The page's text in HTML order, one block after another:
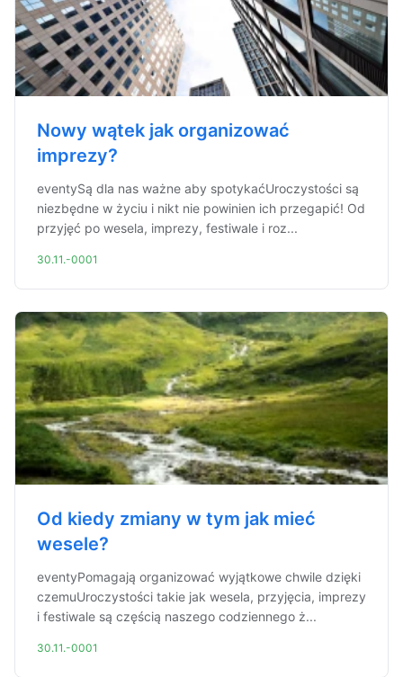
Nowy wątek jak organizować
imprezy?
eventySą dla nas ważne aby spotykaćUroczystości są
niezbędne w życiu i nikt nie powinien ich przegapić! Od
przyjęć po wesela, imprezy, festiwale i roz...
30.11.-0001
Od kiedy zmiany w tym jak mieć
wesele?
eventyPomagają organizować wyjątkowe chwile dzięki
czemuUroczystości takie jak wesela, przyjęcia, imprezy
i festiwale są częścią naszego codziennego ż...
30.11.-0001